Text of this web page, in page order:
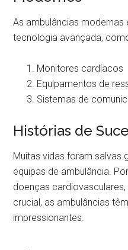
As ambulâncias
tecnologia avançada,
Monitores cardíacos
Equipamentos de
Sistemas de
Histórias de
Muitas vidas foram salvas
equipas de ambulância.
doenças
crucial, as ambulâncias
impressionantes.